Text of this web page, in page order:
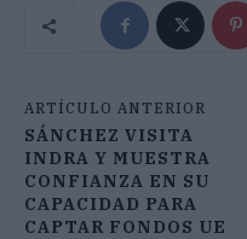
ARTÍCULO ANTERIOR
SÁNCHEZ VISITA
INDRA Y MUESTRA
CONFIANZA EN SU
CAPACIDAD PARA
CAPTAR FONDOS UE